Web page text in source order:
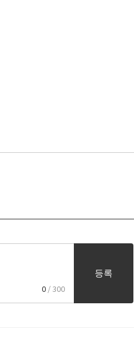
0 / 300
등록